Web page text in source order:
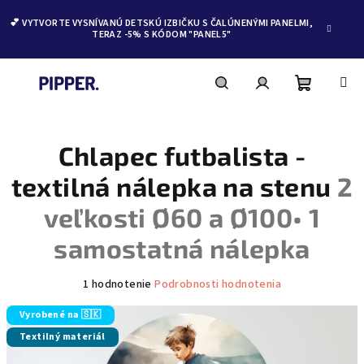
💕 VYTVORTE VYSNÍVANÚ DETSKÚ IZBIČKU S ČALÚNENÝMI PANELMI,
TERAZ -5% S KÓDOM "PANEL5"
košík
Chlapec futbalista -
textilná nálepka na stenu 2
veľkosti Ø60 a Ø100• 1
samostatná nálepka
produktu
je
5,0
1 hodnotenie Podrobnosti hodnotenia
Vyrobené na 🇸🇰
Textilný materiál